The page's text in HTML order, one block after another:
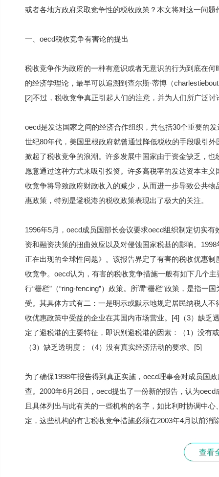
或者各地方政府采取竞争性的税收政策？本文将对这一问
一、oecd税收竞争有害论的提出
税收竞争作为政府的一种有意识或者无意识的行为到底在
的经济学理论，最早可以追溯到查尔斯·蒂博（
[2]不过，税收竞争真正引起人们的注意，并为人们所广泛
oecd是发达国家之间的经济合作组织，共包括30个重要的
世纪80年代，美国里根政府就曾通过降低税收的手段吸引
掀起了税收竞争的浪潮。许多发展中国家由于资金缺乏，
愿意通过这种方式来吸引投资。许多高税率的发达资本主
收竞争将导致政府财政收入的减少，从而进一步导致公共
惠政策，特别是避税港的税收政策表现出了极大的关注。
1996年5月，oecd成员国部长会议要求oecd组织制定切实
资和融资决策的扭曲效应以及对侵蚀国家税基的影响。
正在出现的全球性问题》。该报告界定了有害的税收优惠
收竞争。oecd认为，有害的税收竞争措施一般有如下几个
行“栅栏”（“ring-fencing”）政策。所谓“栅栏”政策，是指
受。其具体方式有二：一是明示或默示地规定居民纳税人
收优惠政策中受益的企业在其国内市场营业。[4]（3）缺乏
定了避税港的主要特征，即识别避税港的因素：（1）没有
（3）缺乏透明度；（4）没有真实经济活动的要求。[5]
为了确保1998年报告得到真正实施，oecd理事会对成员国
查。2000年6月26日，oecd提出了一份新的报告，认为
且具体列出与此有关的一些机构的名字，如比利时协调中
定，这些机构的有害税收竞争措施必须在2003年4月以前消
查看